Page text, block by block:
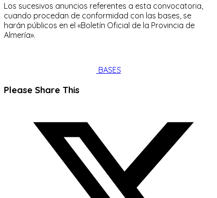
Los sucesivos anuncios referentes a esta convocatoria,
cuando procedan de conformidad con las bases, se
harán públicos en el «Boletín Oficial de la Provincia de
Almería».
BASES
Please Share ThisCompartir